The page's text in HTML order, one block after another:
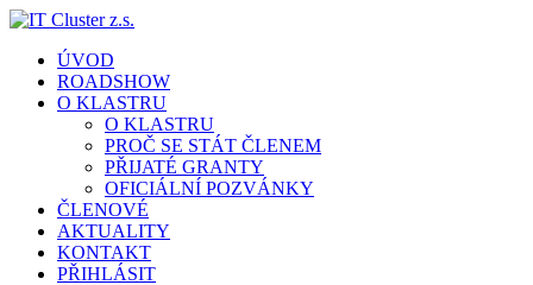
ÚVOD
ROADSHOW
O KLASTRU
O KLASTRU
PROČ SE STÁT ČLENEM
PŘIJATÉ GRANTY
OFICIÁLNÍ POZVÁNKY
ČLENOVÉ
AKTUALITY
KONTAKT
PŘIHLÁSIT